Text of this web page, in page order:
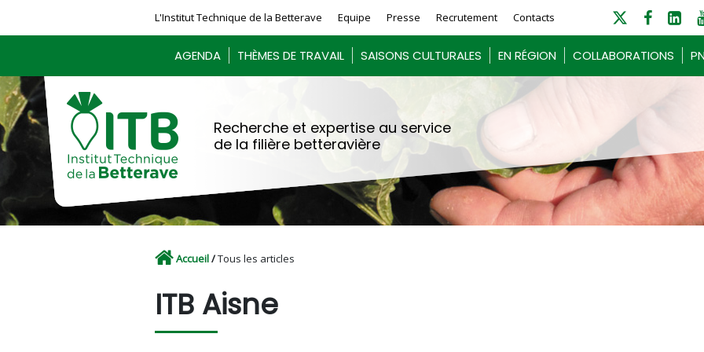
L'Institut Technique de la Betterave Equipe Presse Recrutement Contacts
AGENDA THÈMES DE TRAVAIL SAISONS CULTURALES EN RÉGION COLLABORATIONS
Recherche et expertise au service
de la filière betteravière
Accueil/Tous les articles
ITB Aisne